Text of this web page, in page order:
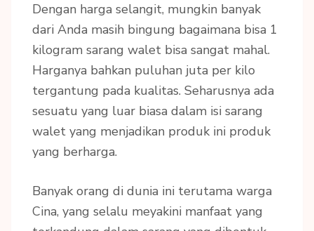
Dengan harga selangit, mungkin banyak
dari Anda masih bingung bagaimana bisa 1
kilogram sarang walet bisa sangat mahal.
Harganya bahkan puluhan juta per kilo
tergantung pada kualitas. Seharusnya ada
sesuatu yang luar biasa dalam isi sarang
walet yang menjadikan produk ini produk
yang berharga.
Banyak orang di dunia ini terutama warga
Cina, yang selalu meyakini manfaat yang